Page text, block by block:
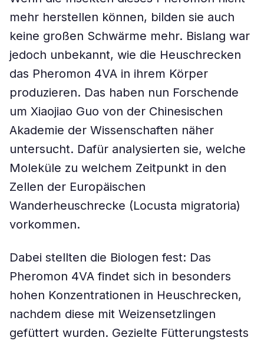
mehr herstellen können, bilden sie auch
keine großen Schwärme mehr. Bislang war
jedoch unbekannt, wie die Heuschrecken
das Pheromon 4VA in ihrem Körper
produzieren. Das haben nun Forschende
um Xiaojiao Guo von der Chinesischen
Akademie der Wissenschaften näher
untersucht. Dafür analysierten sie, welche
Moleküle zu welchem Zeitpunkt in den
Zellen der Europäischen
Wanderheuschrecke (Locusta migratoria)
vorkommen.
Dabei stellten die Biologen fest: Das
Pheromon 4VA findet sich in besonders
hohen Konzentrationen in Heuschrecken,
nachdem diese mit Weizensetzlingen
gefüttert wurden. Gezielte Fütterungstests